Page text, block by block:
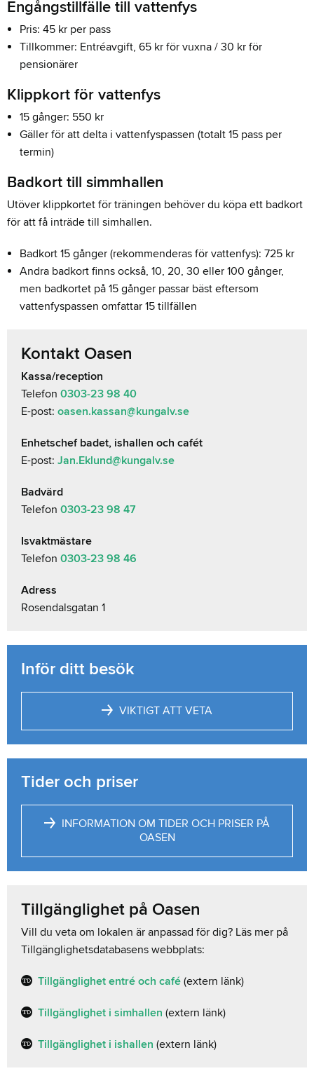
Engångstillfälle till vattenfys
Pris: 45 kr per pass
Tillkommer: Entréavgift, 65 kr för vuxna / 30 kr för
pensionärer
Klippkort för vattenfys
15 gånger: 550 kr
Gäller för att delta i vattenfyspassen (totalt 15 pass per
termin)
Badkort till simmhallen
Utöver klippkortet för träningen behöver du köpa ett badkort
för att få inträde till simhallen.
Badkort 15 gånger (rekommenderas för vattenfys): 725 kr
Andra badkort finns också, 10, 20, 30 eller 100 gånger,
men badkortet på 15 gånger passar bäst eftersom
vattenfyspassen omfattar 15 tillfällen
Kontakt Oasen
Kassa/reception
Telefon 0303-23 98 40
E-post: oasen.kassan@kungalv.se
Enhetschef badet, ishallen och cafét
E-post: Jan.Eklund@kungalv.se
Badvärd
Telefon 0303-23 98 47
Isvaktmästare
Telefon 0303-23 98 46
Adress
Rosendalsgatan 1
Inför ditt besök
VIKTIGT ATT VETA
Tider och priser
INFORMATION OM TIDER OCH PRISER PÅ
OASEN
Tillgänglighet på Oasen
Vill du veta om lokalen är anpassad för dig? Läs mer på
Tillgänglighetsdatabasens webbplats:
Tillgänglighet entré och café (extern länk)
Tillgänglighet i simhallen (extern länk)
Tillgänglighet i ishallen (extern länk)